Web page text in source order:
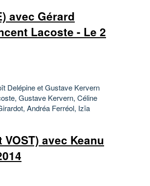
avec Gérard
Lacoste - Le 2
Delépine et Gustave Kervern
Gustave Kervern, Céline
Andréa Ferréol, Izïa
VOST) avec Keanu